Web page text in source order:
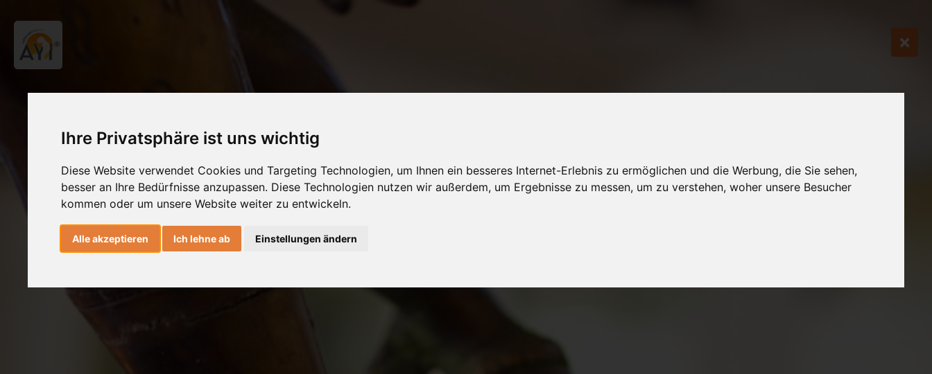
Ihre Privatsphäre ist uns wichtig
Diese Website verwendet Cookies und Targeting Technologien, um Ihnen ein besseres Internet-Erlebnis zu ermöglichen und die Werbung, die Sie sehen,
besser an Ihre Bedürfnisse anzupassen. Diese Technologien nutzen wir außerdem, um Ergebnisse zu messen, um zu verstehen, woher unsere Besucher
kommen oder um unsere Website weiter zu entwickeln.
Alle akzeptieren Ich lehne ab Einstellungen ändern